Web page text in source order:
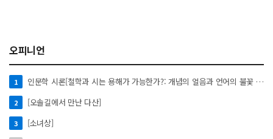
오피니언
1 인문학 시론[철학과 시는 용해가 가능한가?: 개념의 얼음과 언어의 불꽃 사이에서]
2 [오솔길에서 만난 다산]
3 [소녀상]